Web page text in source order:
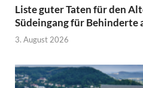
Liste guter Taten für den
Südeingang für Behinderte
3. August 2026